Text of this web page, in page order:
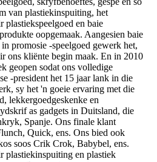
van plastiekinspuiting, het
en baie
oopgemaak. Aangesien baie
promosie -speelgoed gewerk het,
ons kliënte begin maak. En in 2010
geopen sodat ons volledige
-president het 15 jaar lank in die
sy het 'n goeie ervaring met die
lekkergoedgeskenke en
as gadgets in Duitsland, die
Spanje. Ons finale klant
Quick, ens. Ons bied ook
soos Crik Crok, Babybel, ens.
plastiekinspuiting en plastiek